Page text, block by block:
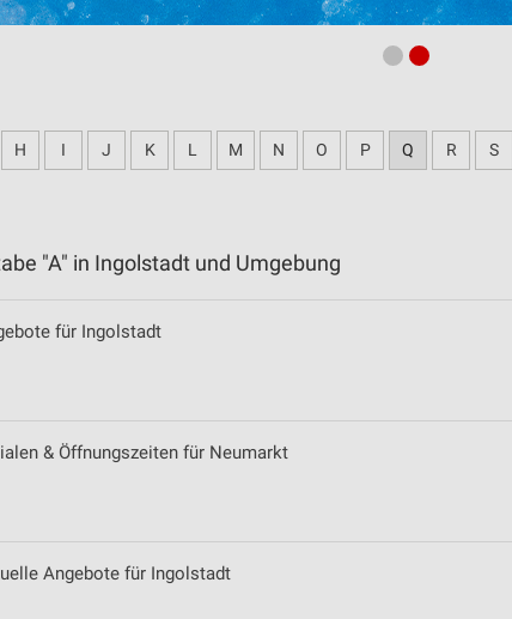
H I J K L M N O P Q R S
"A" in Ingolstadt und Umgebung
für Ingolstadt
& Öffnungszeiten für Neumarkt
Angebote für Ingolstadt